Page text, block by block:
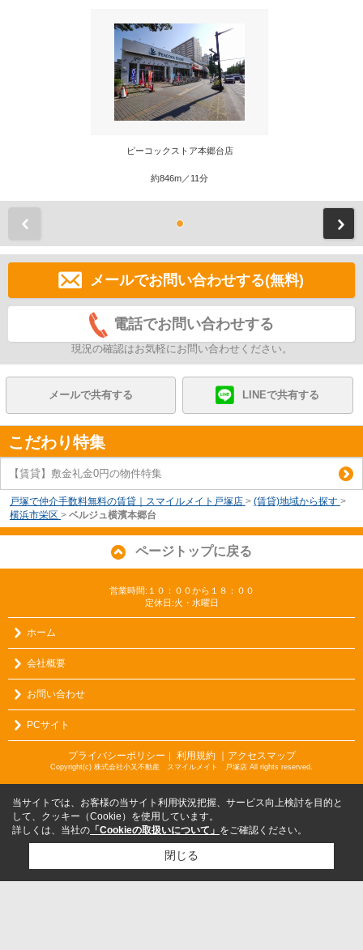
ピーコックストア本郷台店
約846m／11分
メールでお問い合わせする(無料)
電話でお問い合わせする
現況の確認はお気軽にお問い合わせください。
メールで共有する LINEで共有する
こだわり特集
【賃貸】敷金礼金0円の物件特集
戸塚で仲介手数料無料の賃貸｜スマイルメイト戸塚店 > (賃貸)地域から探す >
横浜市栄区 > ベルジュ横濱本郷台
ページトップに戻る
営業時間:１０：００から１８：００
定休日:火・水曜日
ホーム
会社概要
お問い合わせ
PCサイト
プライバシーポリシー 利用規約 ｜アクセスマップ
Copyright(c) 株式会社小又不動産 スマイルメイト 戸塚店 All rights reserved.
当サイトでは、お客様の当サイト利用状況把握、サービス向上検討を目的と
して、クッキー（Cookie）を使用しています。
詳しくは、当社の 「Cookieの取扱いについて」 をご確認ください。
閉じる